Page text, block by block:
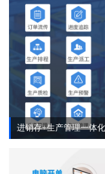
进销存+生产管理一体